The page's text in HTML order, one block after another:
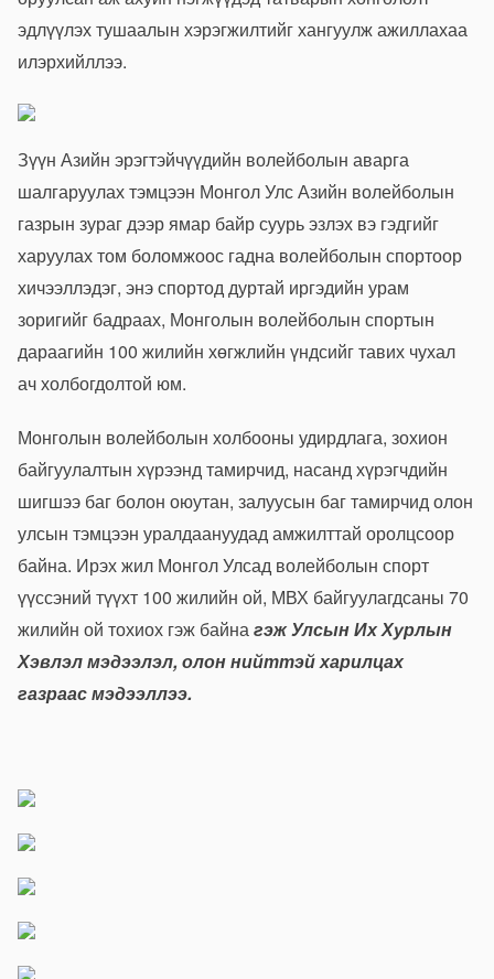
эдлүүлэх тушаалын хэрэгжилтийг хангуулж ажиллахаа
илэрхийллээ.
Зүүн Азийн эрэгтэйчүүдийн волейболын аварга
шалгаруулах тэмцээн Монгол Улс Азийн волейболын
газрын зураг дээр ямар байр суурь эзлэх вэ гэдгийг
харуулах том боломжоос гадна волейболын спортоор
хичээллэдэг, энэ спортод дуртай иргэдийн урам
зоригийг бадраах, Монголын волейболын спортын
дараагийн 100 жилийн хөгжлийн үндсийг тавих чухал
ач холбогдолтой юм.
Монголын волейболын холбооны удирдлага, зохион
байгуулалтын хүрээнд тамирчид, насанд хүрэгчдийн
шигшээ баг болон оюутан, залуусын баг тамирчид олон
улсын тэмцээн уралдаануудад амжилттай оролцсоор
байна. Ирэх жил Монгол Улсад волейболын спорт
үүссэний түүхт 100 жилийн ой, МВХ байгуулагдсаны 70
жилийн ой тохиох гэж байнагэж Улсын Их Хурлын
Хэвлэл мэдээлэл, олон нийттэй харилцах
газраас мэдээллээ.